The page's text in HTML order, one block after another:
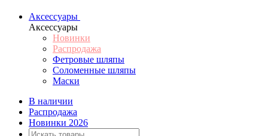
Аксессуары
Аксессуары
Новинки
Распродажа
Фетровые шляпы
Соломенные шляпы
Маски
В наличии
Распродажа
Новинки 2026